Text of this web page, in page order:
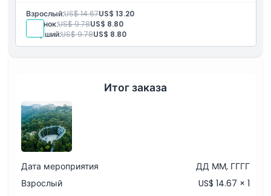
Вещи, которые нужно знать
Как воспользоваться
Политика отмены
Однократный вход в The Habitat Penang Hill.
Исследуйте тропы тропического леса, прогулки по
кронтовым дорожкам и живописные виды.
Взрослый:US$ 14.67US$ 13.20
Ребенок:US$ 9.78US$ 8.80
Старший:US$ 9.78US$ 8.80
Итог заказа
Дата мероприятия
ДД ММ, ГГГГ
Взрослый
US$ 14.67 × 1